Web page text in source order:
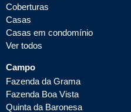
Coberturas
Casas
Casas em condomínio
Ver todos
Campo
Fazenda da Grama
Fazenda Boa Vista
Quinta da Baronesa